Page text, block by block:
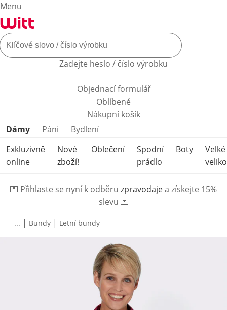
Menu
Zadejte heslo / číslo výrobku
Objednací formulář
Oblíbené
Nákupní košík
Přeskočit kategorie produktů
Dámy Páni
Bydlení
Exkluzivně
online
Nové
zboží!
Oblečení
Spodní
prádlo
Boty
Velké
💌 Přihlaste se nyní k odběru zpravodajea získejte 15%
slevu 💌
... | Bundy | Letní bundy